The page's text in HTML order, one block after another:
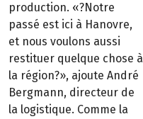
production. «?Notre
passé est ici à Hanovre,
et nous voulons aussi
restituer quelque chose à
la région?», ajoute André
Bergmann, directeur de
la logistique. Comme la